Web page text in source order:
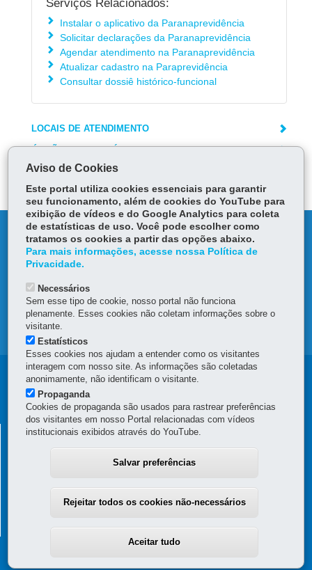
Serviços Relacionados:
Instalar o aplicativo da Paranaprevidência
Solicitar declarações da Paranaprevidência
Agendar atendimento na Paranaprevidência
Atualizar cadastro na Paraprevidência
Consultar dossiê histórico-funcional
LOCAIS DE ATENDIMENTO
ÓRGÃO RESPONSÁVEL
DEIXE SUA OPINIÃO
MAPA DO SITE
DENUNCIE CORRUPÇÃO
OUVIDORIA
Navegação
Principal
SEAP
SECRETARIA DE ESTADO DA ADMINISTRAÇÃO E DA
PREVIDÊNCIA
Palácio das Araucárias
(41) 3313-6000 / 6264 - Horário de atendimento: 8h30 a 12h e 13h30 a
Aviso de Cookies
Este portal utiliza cookies essenciais para garantir
seu funcionamento, além de cookies do YouTube para
exibição de vídeos e do Google Analytics para coleta
de estatísticas de uso. Você pode escolher como
tratamos os cookies a partir das opções abaixo.
Para mais informações, acesse nossa Política de
Privacidade.
Necessários
Sem esse tipo de cookie, nosso portal não funciona
plenamente. Esses cookies não coletam informações sobre o
visitante.
Estatísticos
Esses cookies nos ajudam a entender como os visitantes
interagem com nosso site. As informações são coletadas
anonimamente, não identificam o visitante.
Propaganda
Cookies de propaganda são usados para rastrear preferências
dos visitantes em nosso Portal relacionadas com vídeos
institucionais exibidos através do YouTube.
Salvar preferências
Rejeitar todos os cookies não-necessários
Aceitar tudo